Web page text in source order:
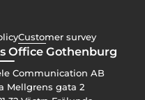
Customer survey
Office Gothenburg
Communication AB
Mellgrens gata 2